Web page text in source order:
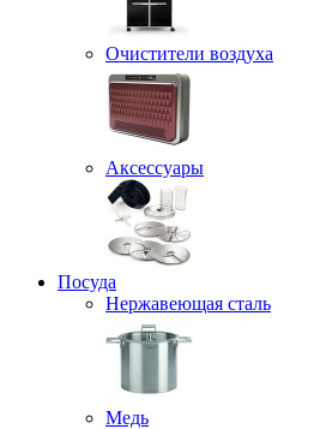
Очистители воздуха
Аксессуары
Посуда
Нержавеющая сталь
Медь